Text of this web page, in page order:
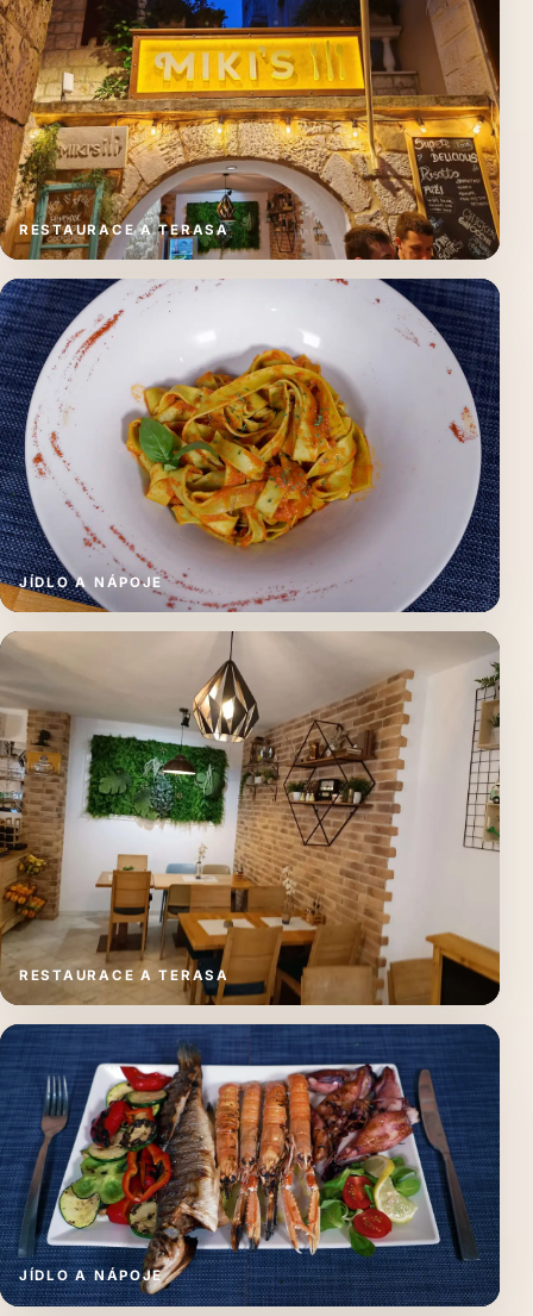
RESTAURACE A TERASA
JÍDLO A NÁPOJE
RESTAURACE A TERASA
JÍDLO A NÁPOJE